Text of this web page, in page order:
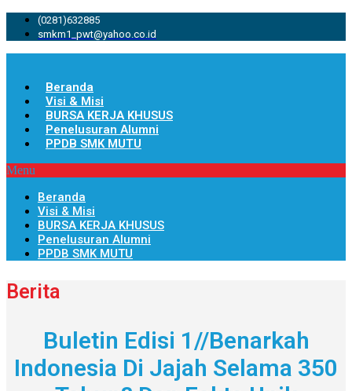
(0281)632885
smkm1_pwt@yahoo.co.id
Beranda
Visi & Misi
BURSA KERJA KHUSUS
Penelusuran Alumni
PPDB SMK MUTU
Menu
Beranda
Visi & Misi
BURSA KERJA KHUSUS
Penelusuran Alumni
PPDB SMK MUTU
Berita
Buletin Edisi 1//Benarkah
Indonesia Di Jajah Selama 350